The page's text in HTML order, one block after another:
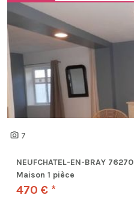
7
NEUFCHATEL-EN-BRAY 76270
Maison 1 pièce
470 € *